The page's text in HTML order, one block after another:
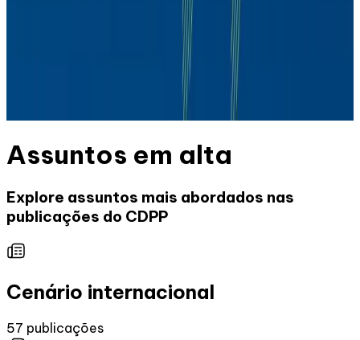
Assuntos em alta
Explore assuntos mais abordados nas
publicações do CDPP
Cenário internacional
57 publicações